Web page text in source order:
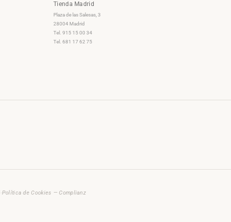
Tienda Madrid
Plaza de las Salesas, 3
28004 Madrid
Tel. 915 15 00 34
Tel. 681 17 62 75
·Política de Cookies — Complianz